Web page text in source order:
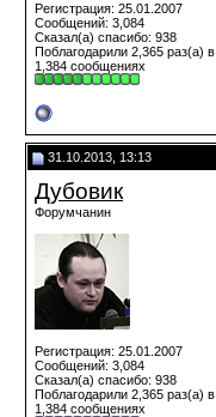
Регистрация: 25.01.2007
Сообщений: 3,084
Сказал(а) спасибо: 938
Поблагодарили 2,365 раз(а) в
1,384 сообщениях
31.10.2013, 13:13
Дубовик
Форумчанин
Регистрация: 25.01.2007
Сообщений: 3,084
Сказал(а) спасибо: 938
Поблагодарили 2,365 раз(а) в
1,384 сообщениях